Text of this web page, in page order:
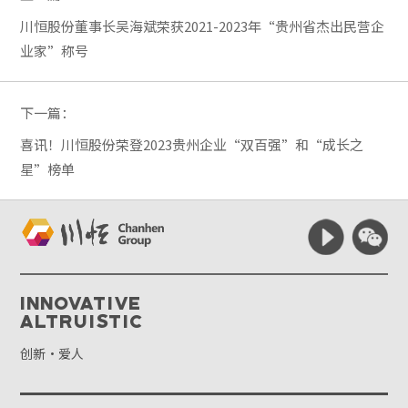
川恒股份董事长吴海斌荣获2021-2023年“贵州省杰出民营企
业家”称号
下一篇：
喜讯！川恒股份荣登2023贵州企业“双百强”和“成长之
星”榜单
Innovative
Altruistic
创新·爱人